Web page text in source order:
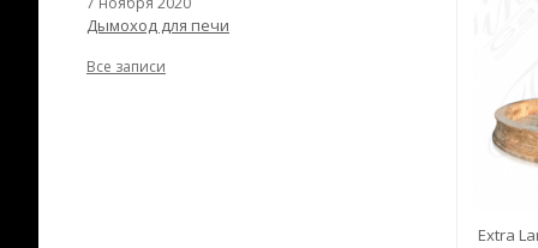
Extra
Дымоход для печи
Все записи